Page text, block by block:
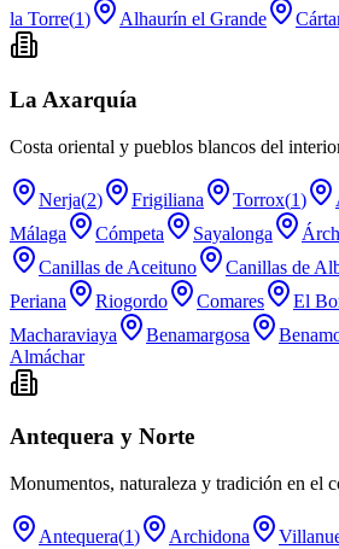
la Torre(1) Alhaurín el Grande
La Axarquía
Costa oriental y pueblos blancos del
Nerja(2) Frigiliana Torrox(1)
Málaga
Cómpeta Sayalonga
Canillas de Aceituno
Canillas de
Periana
Riogordo Comares El
Macharaviaya
Benamargosa
Almáchar
Antequera y Norte
Monumentos, naturaleza y tradición en el
Antequera(1) Archidona